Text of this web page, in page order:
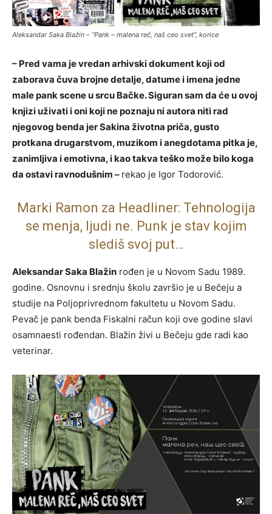
Aleksandar Saka Blažin – “Pank – malena reč, naš ceo svet”, korice
– Pred vama je vredan arhivski dokument koji od
zaborava čuva brojne detalje, datume i imena jedne
male pank scene u srcu Bačke. Siguran sam da će u ovoj
knjizi uživati i oni koji ne poznaju ni autora niti rad
njegovog benda jer Sakina životna priča, gusto
protkana drugarstvom, muzikom i anegdotama pitka je,
zanimljiva i emotivna, i kao takva teško može bilo koga
da ostavi ravnodušnim – rekao je Igor Todorović.
Marki Ramon za Headliner: Tehnologija
se menja, ljudi ne. Punk je stav kojim
slediš svoj put…
Aleksandar Saka Blažin rođen je u Novom Sadu 1989.
godine. Osnovnu i srednju školu završio je u Bečeju a
studije na Poljoprivrednom fakultetu u Novom Sadu.
Pevač je pank benda Fiskalni račun koji ove godine slavi
osamnaesti rođendan. Blažin živi u Bečeju gde radi kao
veterinar.